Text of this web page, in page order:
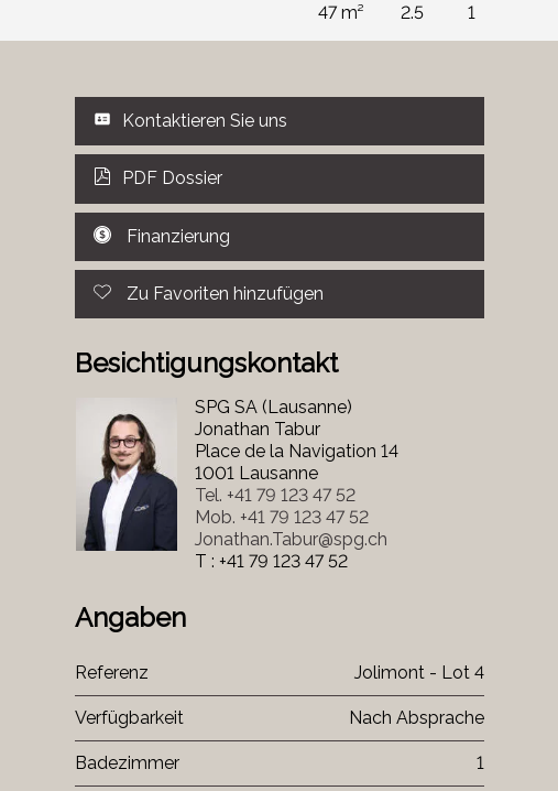
47 m²
2.5 1
Kontaktieren Sie uns
PDF Dossier
Finanzierung
Zu Favoriten hinzufügen
Besichtigungskontakt
SPG SA (Lausanne)
Jonathan Tabur
Place de la Navigation 14
1001 Lausanne
Tel. +41 79 123 47 52
Mob. +41 79 123 47 52
Jonathan.Tabur@spg.ch
T : +41 79 123 47 52
Angaben
Referenz Jolimont - Lot 4
Verfügbarkeit Nach Absprache
Badezimmer 1